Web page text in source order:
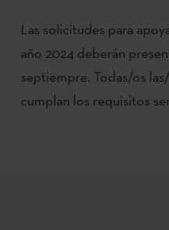
Las solicitudes para
año 2024 deberán
septiempre. Todas/os
cumplan los requisitos